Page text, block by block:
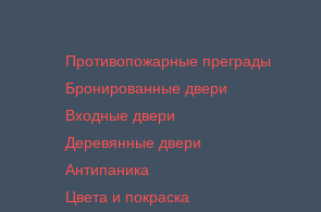
Противопожарные преграды
Бронированные двери
Входные двери
Деревянные двери
Антипаника
Цвета и покраска